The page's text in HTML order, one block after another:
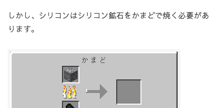
しかし、シリコンはシリコン鉱石をかまどで焼く必要があ
ります。